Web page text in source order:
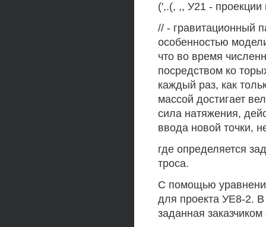
(',.(, ,, У21 - проекции
// - гравитационный
особенностью
что во время
посредством ко
каждый раз, как
массой достигает
сила натяжения,
ввода новой точки,
где определяется
троса.
С помощью
для проекта УЕ8-2. В
заданная